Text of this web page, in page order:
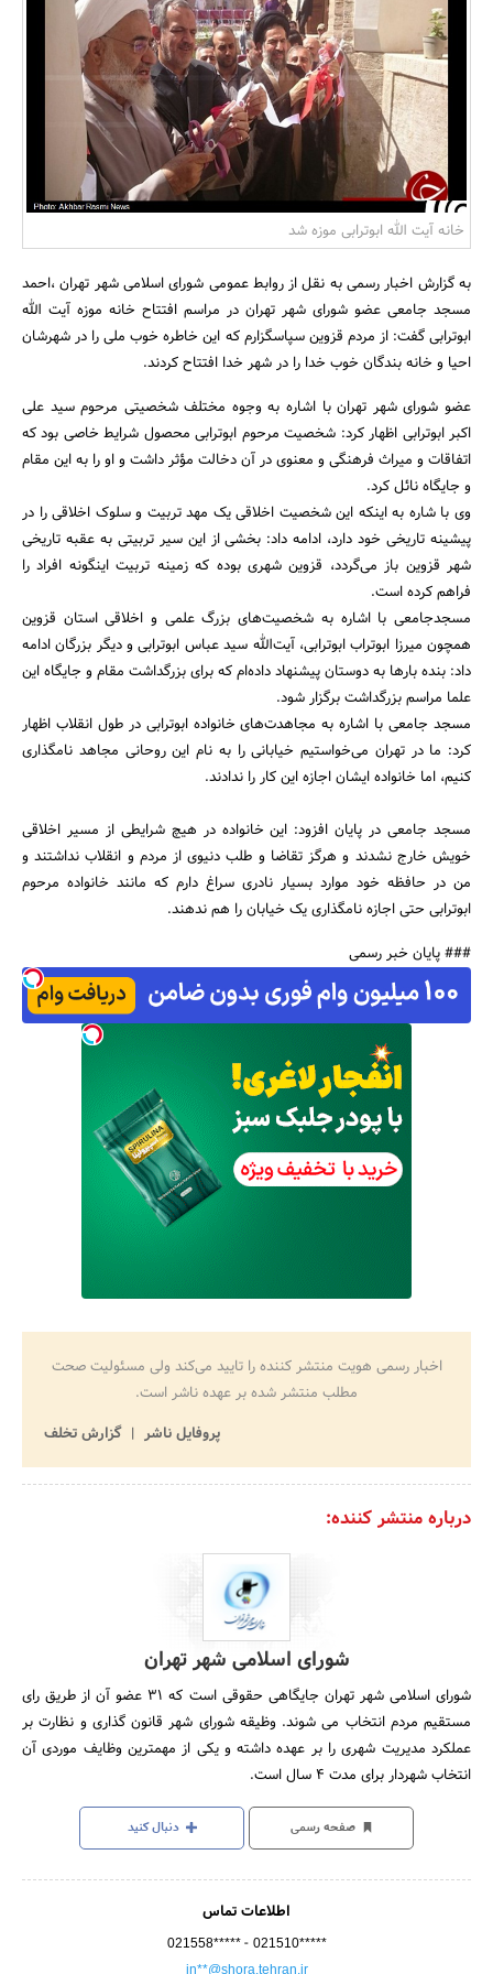
بانک، بیمه و سرمایه
مسکن و ساختمان
جستجو
خانه آیت الله ابوترابی موزه شد
به گزارش اخبار رسمی به نقل از روابط عمومی شورای اسلامی شهر تهران ،احمد
مسجد جامعی عضو شورای شهر تهران در مراسم افتتاح خانه موزه آیت الله
ابوترابی گفت: از مردم قزوین سپاسگزارم که این خاطره خوب ملی را در شهرشان
احیا و خانه بندگان خوب خدا را در شهر خدا افتتاح کردند.
عضو شورای شهر تهران با اشاره به وجوه مختلف شخصیتی مرحوم سید علی
اکبر ابوترابی اظهار کرد: شخصیت مرحوم ابوترابی محصول شرایط خاصی بود که
اتفاقات و میراث فرهنگی و معنوی در آن دخالت مؤثر داشت و او را به این مقام
و جایگاه نائل کرد.
وی با شاره به اینکه این شخصیت اخلاقی یک مهد تربیت و سلوک اخلاقی را در
پیشینه تاریخی خود دارد، ادامه داد: بخشی از این سیر تربیتی به عقبه تاریخی
شهر قزوین باز می‌گردد، قزوین شهری بوده که زمینه تربیت اینگونه افراد را
فراهم کرده است.
مسجدجامعی با اشاره به شخصیت‌های بزرگ علمی و اخلاقی استان قزوین
همچون میرزا ابوتراب ابوترابی، آیت‌الله سید عباس ابوترابی و دیگر بزرگان ادامه
داد: بنده بارها به دوستان پیشنهاد داده‌ام که برای بزرگداشت مقام و جایگاه این
علما مراسم بزرگداشت برگزار شود.
مسجد جامعی با اشاره به مجاهدت‌های خانواده ابوترابی در طول انقلاب اظهار
کرد: ما در تهران می‌خواستیم خیابانی را به نام این روحانی مجاهد نامگذاری
کنیم، اما خانواده ایشان اجازه این کار را ندادند.
مسجد جامعی در پایان افزود: این خانواده در هیچ شرایطی از مسیر اخلاقی
خویش خارج نشدند و هرگز تقاضا و طلب دنیوی از مردم و انقلاب نداشتند و
من در حافظه خود موارد بسیار نادری سراغ دارم که مانند خانواده مرحوم
ابوترابی حتی اجازه نامگذاری یک خیابان را هم ندهند.
### پایان خبر رسمی
اخبار رسمی هویت منتشر کننده را تایید می‌کند ولی مسئولیت صحت
مطلب منتشر شده بر عهده ناشر است.
پروفایل ناشر
گزارش تخلف
درباره منتشر کننده:
شورای اسلامی شهر تهران
شورای اسلامی شهر تهران جایگاهی حقوقی است که 31 عضو آن از طریق رای
مستقیم مردم انتخاب می شوند. وظیقه شورای شهر قانون گذاری و نظارت بر
عملکرد مدیریت شهری را بر عهده داشته و یکی از مهمترین وظایف موردی آن
انتخاب شهردار برای مدت 4 سال است.
صفحه رسمی دنبال کنید
اطلاعات تماس
021558***** - 021510*****
in**@shora.tehran.ir